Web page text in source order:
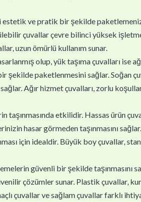
ve pratik bir şekilde
çuvallar çevre bilinci yüksek
uzun ömürlü kullanım sunar.
olup, yük taşıma çuvalları ise
paketlenmesini sağlar. Soğan
sağlar. Ağır hizmet çuvalları, zorlu
etkilidir. Hassas ürün
hasar görmeden taşınmasını
için idealdir. Büyük boy çuvallar,
güvenli bir şekilde taşınmasını
çözümler sunar. Plastik çuvallar,
çuvallar ve sağlam çuvallar farklı